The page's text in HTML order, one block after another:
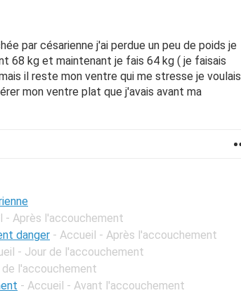
par césarienne j'ai perdue un peu de poids je
68 kg et maintenant je fais 64 kg ( je faisais
il reste mon ventre qui me stresse je voulais
mon ventre plat que j'avais avant ma
- Après l'accouchement
danger - Accueil - Après l'accouchement
- Jour de l'accouchement
l'accouchement
- Accueil - Avant l'accouchement